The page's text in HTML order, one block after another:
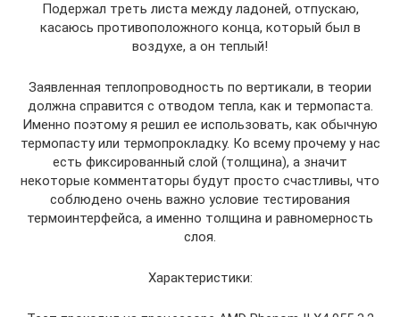
Подержал треть листа между ладоней, отпускаю,
касаюсь противоположного конца, который был в
воздухе, а он теплый!
Заявленная теплопроводность по вертикали, в теории
должна справится с отводом тепла, как и термопаста.
Именно поэтому я решил ее использовать, как обычную
термопасту или термопрокладку. Ко всему прочему у нас
есть фиксированный слой (толщина), а значит
некоторые комментаторы будут просто счастливы, что
соблюдено очень важно условие тестирования
термоинтерфейса, а именно толщина и равномерность
слоя.
Характеристики: